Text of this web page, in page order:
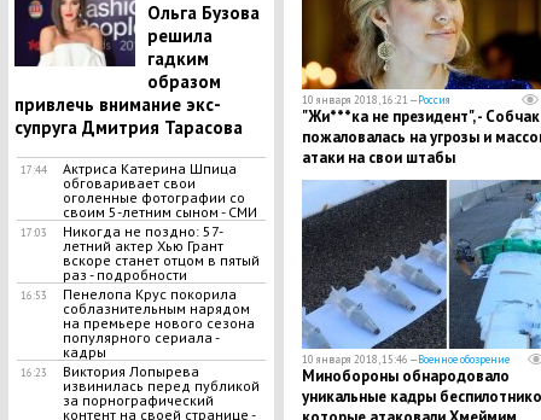
​Ольга Бузова
решила
гадким
образом
привлечь внимание экс-
супруга Дмитрия Тарасова
17:44
Актриса Катерина Шпица
обговаривает свои
оголенные фотографии со
своим 5-летним сыном - СМИ
17:03
Никогда не поздно: 57-
летний актер Хью Грант
вскоре станет отцом в пятый
раз - подробности
16:53
Пенелопа Крус покорила
соблазнительным нарядом
на премьере нового сезона
популярного сериала -
кадры
16:23
Виктория Лопырева
извинилась перед публикой
за порнографический
контент на своей странице -
10 января 2018, 16:21 —Россия
"Жи***ка не президент", - Собчак
пожаловалась на угрозы и
атаки на свои штабы
10 января 2018, 15:46 —Военное обозрение
Минобороны обнародовало
уникальные кадры